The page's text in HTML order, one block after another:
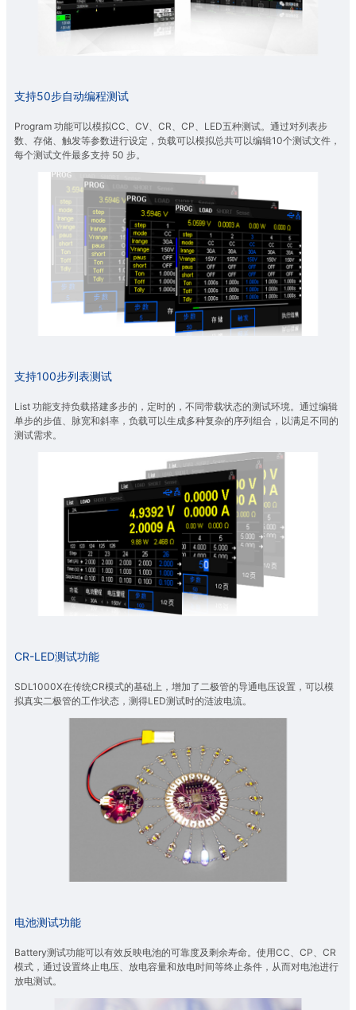
支持50步自动编程测试
Program 功能可以模拟CC、CV、CR、CP、LED五种测试。通过对列表步
数、存储、触发等参数进行设定，负载可以模拟总共可以编辑10个测试文件，
每个测试文件最多支持 50 步。
支持100步列表测试
List 功能支持负载搭建多步的，定时的，不同带载状态的测试环境。通过编辑
单步的步值、脉宽和斜率，负载可以生成多种复杂的序列组合，以满足不同的
测试需求。
CR-LED测试功能
SDL1000X在传统CR模式的基础上，增加了二极管的导通电压设置，可以模
拟真实二极管的工作状态，测得LED测试时的涟波电流。
电池测试功能
Battery测试功能可以有效反映电池的可靠度及剩余寿命。使用CC、CP、CR
模式，通过设置终止电压、放电容量和放电时间等终止条件，从而对电池进行
放电测试。